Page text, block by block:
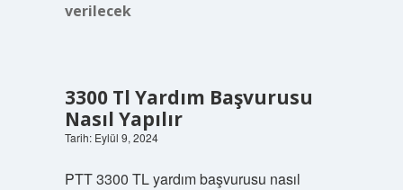
verilecek
3300 Tl Yardım Başvurusu
Nasıl Yapılır
Tarih: Eylül 9, 2024
PTT 3300 TL yardım başvurusu nasıl